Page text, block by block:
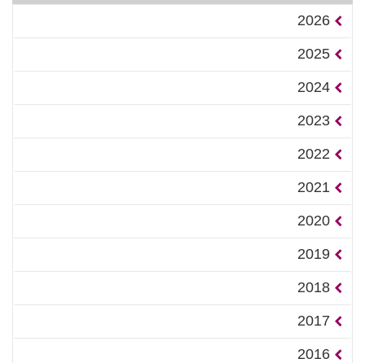
2026
2025
2024
2023
2022
2021
2020
2019
2018
2017
2016